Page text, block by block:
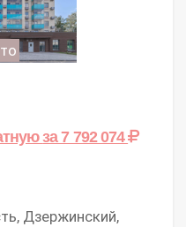
за 7 792 074
Дзержинский,